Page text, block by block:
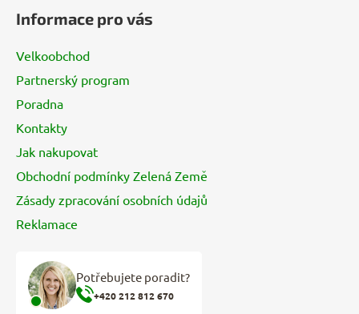
Informace pro vás
Velkoobchod
Partnerský program
Poradna
Kontakty
Jak nakupovat
Obchodní podmínky Zelená Země
Zásady zpracování osobních údajů
Reklamace
Potřebujete poradit?
+420 212 812 670